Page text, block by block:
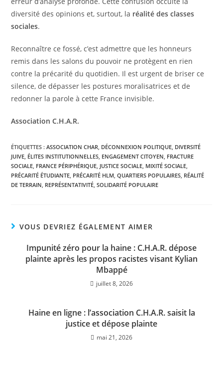
diversité des opinions et, surtout, la réalité des classes
sociales.
​Reconnaître ce fossé, c’est admettre que les honneurs
remis dans les salons du pouvoir ne protègent en rien
contre la précarité du quotidien. Il est urgent de briser ce
silence, de dépasser les postures moralisatrices et de
redonner la parole à cette France invisible.
Association C.H.A.R.
ÉTIQUETTES :ASSOCIATION CHAR, DÉCONNEXION POLITIQUE, DIVERSITÉ
JUIVE, ÉLITES INSTITUTIONNELLES, ENGAGEMENT CITOYEN, FRACTURE
SOCIALE, FRANCE PÉRIPHÉRIQUE, JUSTICE SOCIALE, MIXITÉ SOCIALE,
PRÉCARITÉ ÉTUDIANTE, PRÉCARITÉ HLM, QUARTIERS POPULAIRES, RÉALITÉ
DE TERRAIN, REPRÉSENTATIVITÉ, SOLIDARITÉ POPULAIRE
VOUS DEVRIEZ ÉGALEMENT AIMER
Impunité zéro pour la haine : C.H.A.R. dépose
plainte après les propos racistes visant Kylian
Mbappé
juillet 8, 2026
Haine en ligne : l’association C.H.A.R. saisit la
justice et dépose plainte
mai 21, 2026